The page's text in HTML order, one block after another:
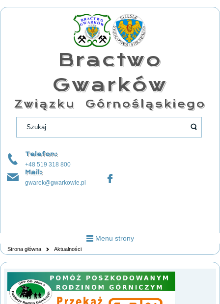
Bractwo
Gwarków
Związku Górnośląskiego
Telefon:
+48 519 318 800
Mail:
gwarek@gwarkowie.pl
Menu strony
Strona główna Aktualności